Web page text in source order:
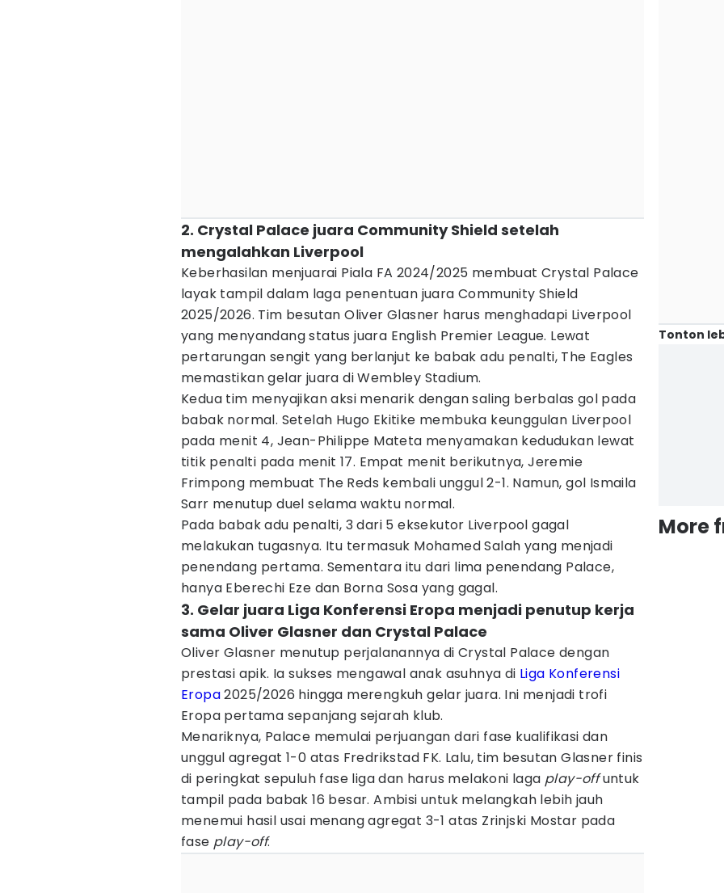
2. Crystal Palace juara Community Shield setelah
mengalahkan Liverpool
Keberhasilan menjuarai Piala FA 2024/2025 membuat Crystal Palace
layak tampil dalam laga penentuan juara Community Shield
2025/2026. Tim besutan Oliver Glasner harus menghadapi Liverpool
yang menyandang status juara English Premier League. Lewat
pertarungan sengit yang berlanjut ke babak adu penalti, The Eagles
memastikan gelar juara di Wembley Stadium.
Kedua tim menyajikan aksi menarik dengan saling berbalas gol pada
babak normal. Setelah Hugo Ekitike membuka keunggulan Liverpool
pada menit 4, Jean-Philippe Mateta menyamakan kedudukan lewat
titik penalti pada menit 17. Empat menit berikutnya, Jeremie
Frimpong membuat The Reds kembali unggul 2-1. Namun, gol Ismaila
Sarr menutup duel selama waktu normal.
Pada babak adu penalti, 3 dari 5 eksekutor Liverpool gagal
melakukan tugasnya. Itu termasuk Mohamed Salah yang menjadi
penendang pertama. Sementara itu dari lima penendang Palace,
hanya Eberechi Eze dan Borna Sosa yang gagal.
3. Gelar juara Liga Konferensi Eropa menjadi penutup kerja
sama Oliver Glasner dan Crystal Palace
Oliver Glasner menutup perjalanannya di Crystal Palace dengan
prestasi apik. Ia sukses mengawal anak asuhnya di Liga Konferensi
Eropa2025/2026 hingga merengkuh gelar juara. Ini menjadi trofi
Eropa pertama sepanjang sejarah klub.
Menariknya, Palace memulai perjuangan dari fase kualifikasi dan
unggul agregat 1-0 atas Fredrikstad FK. Lalu, tim besutan Glasner finis
di peringkat sepuluh fase liga dan harus melakoni laga play-offuntuk
tampil pada babak 16 besar. Ambisi untuk melangkah lebih jauh
menemui hasil usai menang agregat 3-1 atas Zrinjski Mostar pada
fase play-off.
Tonton
More